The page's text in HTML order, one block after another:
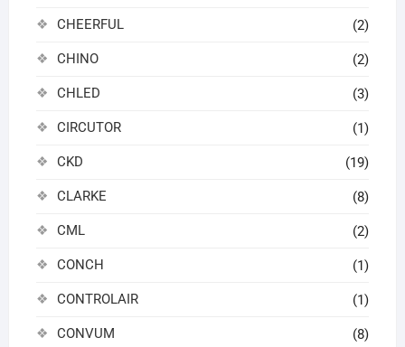
CHEERFUL (2)
CHINO (2)
CHLED (3)
CIRCUTOR (1)
CKD (19)
CLARKE (8)
CML (2)
CONCH (1)
CONTROLAIR (1)
CONVUM (8)